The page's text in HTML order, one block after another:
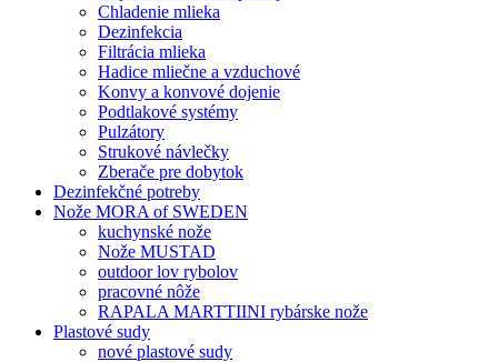
Chladenie mlieka
Dezinfekcia
Filtrácia mlieka
Hadice mliečne a vzduchové
Konvy a konvové dojenie
Podtlakové systémy
Pulzátory
Strukové návlečky
Zberače pre dobytok
Dezinfekčné potreby
Nože MORA of SWEDEN
kuchynské nože
Nože MUSTAD
outdoor lov rybolov
pracovné nôže
RAPALA MARTTIINI rybárske nože
Plastové sudy
nové plastové sudy